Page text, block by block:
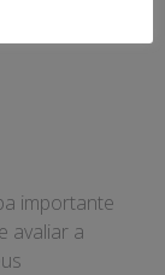
importante
avaliar a